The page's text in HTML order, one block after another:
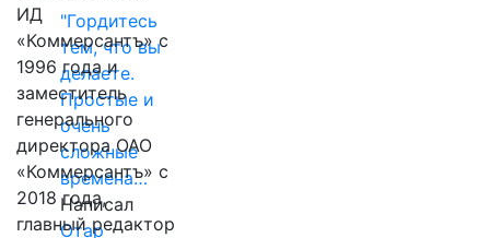
"Гордитесь
тем, что вы
делаете.
Простые и
очень
сложные
времена…
Написал
Отар
ИД
«Коммерсантъ» с
1996 года и
заместитель
генерального
директора ОАО
«Коммерсантъ» с
2018 года,
главный редактор